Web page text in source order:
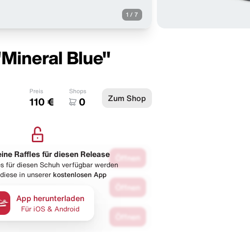
1 / 7
Blue"
Preis
110 €
Shops
0 Zum Shop
Raffles für diesen Release
für diesen Schuh verfügbar werden
in unserer kostenlosen App
App herunterladen
Für iOS & Android